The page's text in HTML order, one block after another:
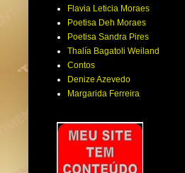
Flavia Leticia Moraes
Poetisa Deh Moraes
Poetisa Sandra Pires
Thalía Bagatoli Weiland
Contos
Denize Azevedo
Margarida Ferreira